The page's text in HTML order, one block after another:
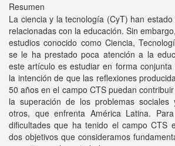
Resumen
La ciencia y la tecnología (CyT) han
relacionadas con la educación. Sin
estudios conocido como Ciencia,
se le ha prestado poca atención a la
este artículo es estudiar en forma
la intención de que las reflexiones
50 años en el campo CTS puedan
la superación de los problemas sociales
otros, que enfrenta América Latina.
dificultades que ha tenido el campo CTS
dos objetivos que consideramos